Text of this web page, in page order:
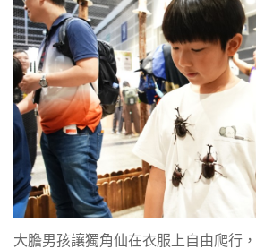
大膽男孩讓獨角仙在衣服上自由爬行